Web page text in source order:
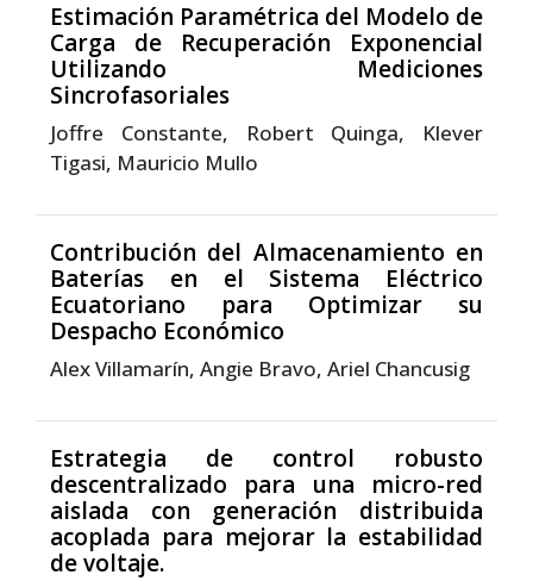
Estimación Paramétrica del Modelo de
Carga de Recuperación Exponencial
Utilizando Mediciones
Sincrofasoriales
Joffre Constante, Robert Quinga, Klever
Tigasi, Mauricio Mullo
Contribución del Almacenamiento en
Baterías en el Sistema Eléctrico
Ecuatoriano para Optimizar su
Despacho Económico
Alex Villamarín, Angie Bravo, Ariel Chancusig
Estrategia de control robusto
descentralizado para una micro-red
aislada con generación distribuida
acoplada para mejorar la estabilidad
de voltaje.